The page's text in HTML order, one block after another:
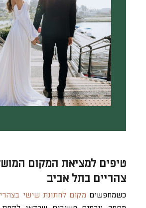
טיפים למציאת המקום
צהריים בתל אביב
כשמחפשים מקום לחתונת שישי